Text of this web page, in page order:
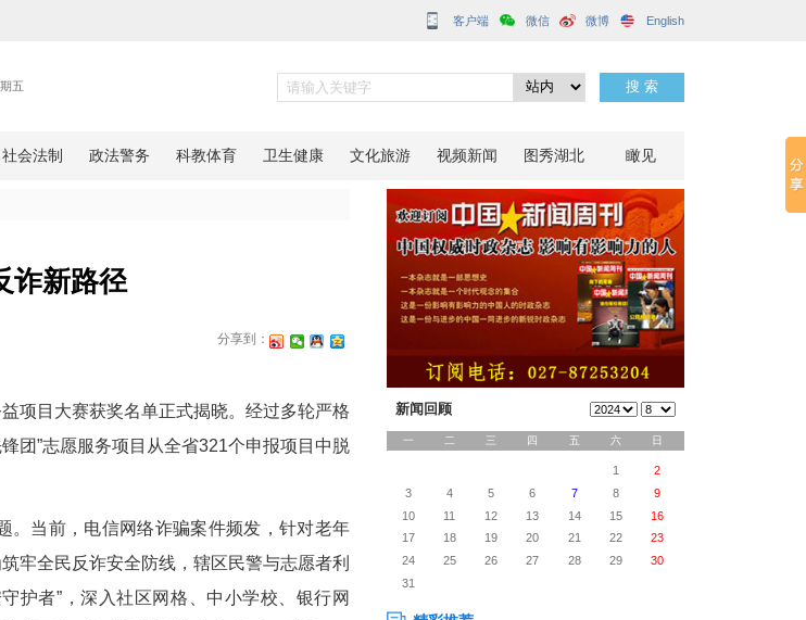
警民协同反诈新路径
湖北青年志愿公益项目大赛获奖名单正式揭晓。经过多轮严格
火”——“青盾先锋团”志愿服务项目从全省321个申报项目中脱